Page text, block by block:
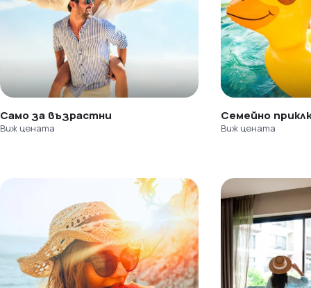
Само за възрастни
Виж цената
Семейно
Виж цената